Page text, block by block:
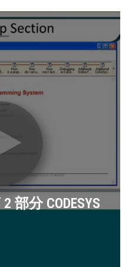
部分 CODESYS